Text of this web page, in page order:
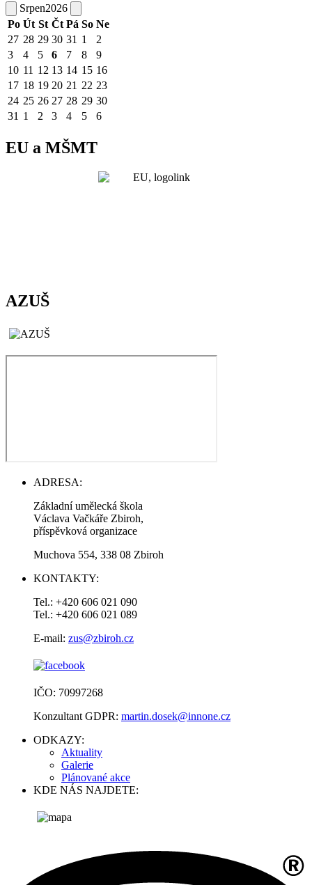
Srpen2026
Po Út St Čt Pá So Ne
27 28 29 30 31 1
2
3
4 5 6 7 8
9
10 11 12 13 14 15 16
17 18 19 20 21 22 23
24 25 26 27 28 29 30
31 1 2 3 4 5 6
EU a MŠMT
AZUŠ
ADRESA:
Základní umělecká škola
Václava Vačkáře Zbiroh,
příspěvková organizace
Muchova 554, 338 08 Zbiroh
KONTAKTY:
Tel.: +420 606 021 090
Tel.: +420 606 021 089
E-mail: zus@zbiroh.cz
IČO: 70997268
Konzultant GDPR: martin.dosek@innone.cz
ODKAZY:
Aktuality
Galerie
Plánované akce
KDE NÁS NAJDETE: